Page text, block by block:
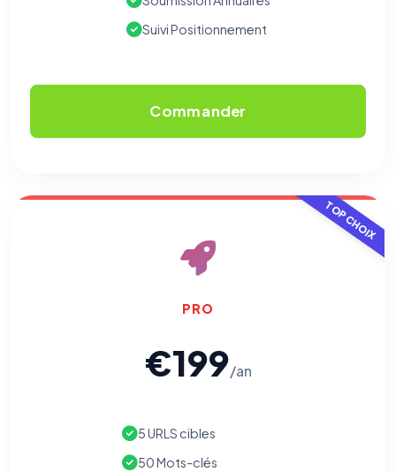
Suivi Positionnement
Commander
TOP CHOIX
PRO
€199/an
5 URLS cibles
50 Mots-clés
Cookies marketing
votre navigation.
HORS SITE WEB
Les e-mails peuvent contenir un pixel d'ouverture et des liens
traçants (Art. 82 loi Informatique et Libertés ; recommandation CNIL
(cadre distinct du site web). Pour vous y
lien dédié en pied de chaque courriel
(section Traceurs dans les Courriels).